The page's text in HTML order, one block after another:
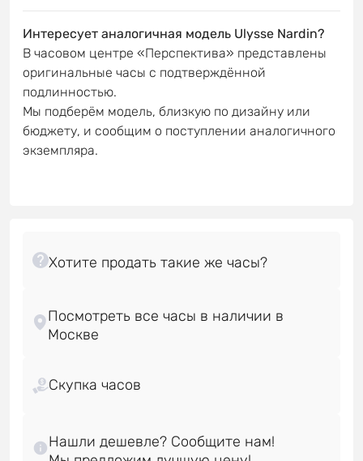
Интересует аналогичная модель Ulysse Nardin?
В часовом центре «Перспектива» представлены
оригинальные часы с подтверждённой
подлинностью.
Мы подберём модель, близкую по дизайну или
бюджету, и сообщим о поступлении аналогичного
экземпляра.
Посмотреть все часы в наличии в
Скупка часов
Нашли дешевле? Сообщите нам!